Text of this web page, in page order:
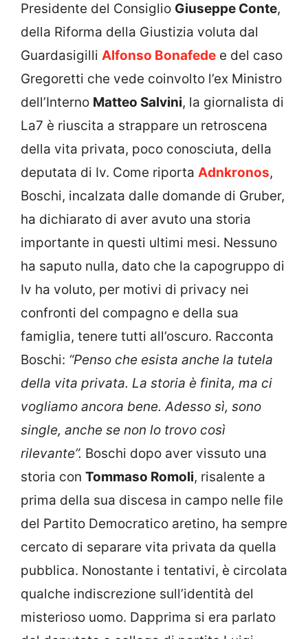
Presidente del Consiglio Giuseppe Conte,
della Riforma della Giustizia voluta dal
Guardasigilli Alfonso Bonafede e del caso
Gregoretti che vede coinvolto l’ex Ministro
dell’Interno Matteo Salvini, la giornalista di
La7 è riuscita a strappare un retroscena
della vita privata, poco conosciuta, della
deputata di Iv. Come riporta Adnkronos,
Boschi, incalzata dalle domande di Gruber,
ha dichiarato di aver avuto una storia
importante in questi ultimi mesi. Nessuno
ha saputo nulla, dato che la capogruppo di
Iv ha voluto, per motivi di privacy nei
confronti del compagno e della sua
famiglia, tenere tutti all’oscuro. Racconta
Boschi: “Penso che esista anche la tutela
della vita privata. La storia è finita, ma ci
vogliamo ancora bene. Adesso sì, sono
single, anche se non lo trovo così
rilevante”. Boschi dopo aver vissuto una
storia con Tommaso Romoli, risalente a
prima della sua discesa in campo nelle file
del Partito Democratico aretino, ha sempre
cercato di separare vita privata da quella
pubblica. Nonostante i tentativi, è circolata
qualche indiscrezione sull’identità del
misterioso uomo. Dapprima si era parlato